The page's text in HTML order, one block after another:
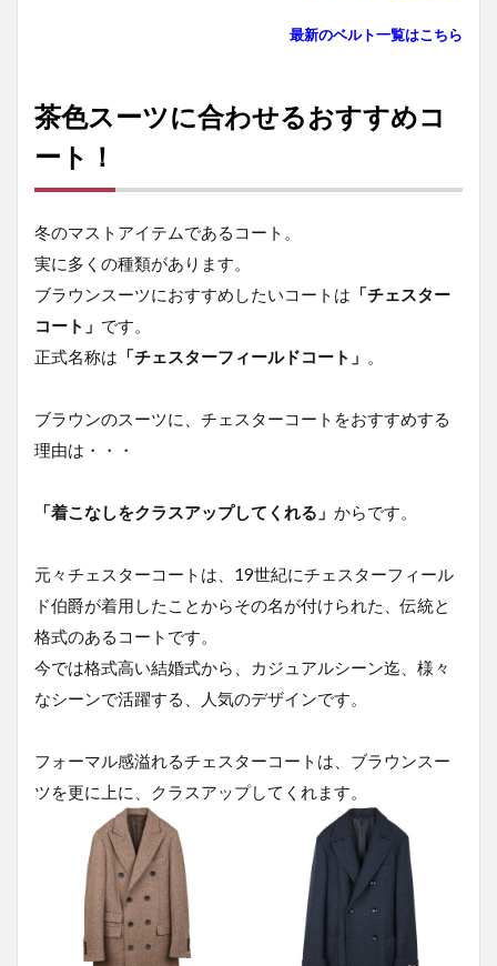
最新のベルト一覧はこちら
茶色スーツに合わせるおすすめコ
ート！
冬のマストアイテムであるコート。
実に多くの種類があります。
ブラウンスーツにおすすめしたいコートは 「チェスター
コート」 です。
正式名称は 「チェスターフィールドコート」 。
ブラウンのスーツに、チェスターコートをおすすめする
理由は・・・
「着こなしをクラスアップしてくれる」 からです。
元々チェスターコートは、19世紀にチェスターフィール
ド伯爵が着用したことからその名が付けられた、伝統と
格式のあるコートです。
今では格式高い結婚式から、カジュアルシーン迄、様々
なシーンで活躍する、人気のデザインです。
フォーマル感溢れるチェスターコートは、ブラウンスー
ツを更に上に、クラスアップしてくれます。